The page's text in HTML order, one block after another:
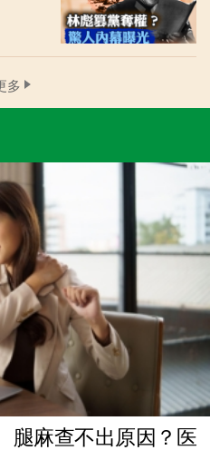
多
腿麻查不出原因？医